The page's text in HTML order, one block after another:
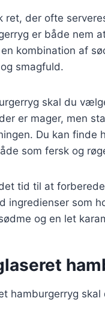
ret, der ofte
er både nem
kombination af
smagfuld.
skal du
er mager, men
Du kan finde
som fersk og
tid til at
ingredienser som
og en let
hamburgerryg